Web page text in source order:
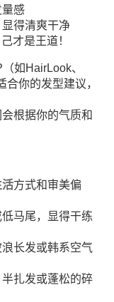
量感
得清爽干净
才是王道！
如HairLook、
你的发型建议，
根据你的气质和
活方式和审美偏
马尾，显得干练
长发或韩系空气
扎发或蓬松的碎